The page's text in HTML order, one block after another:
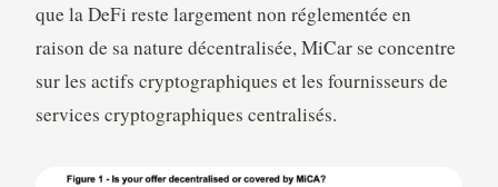
que la DeFi reste largement non réglementée en
raison de sa nature décentralisée, MiCar se concentre
sur les actifs cryptographiques et les fournisseurs de
services cryptographiques centralisés.